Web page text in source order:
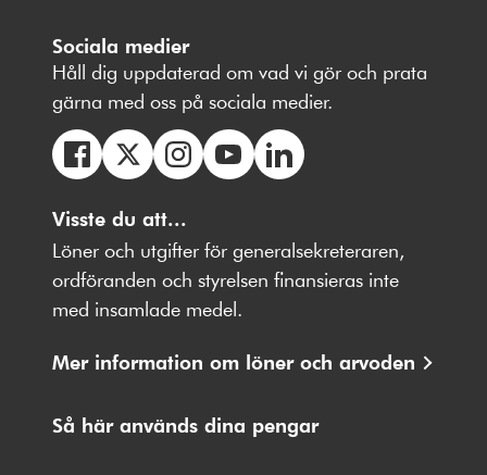
Sociala medier
Håll dig uppdaterad om vad vi gör och prata
gärna med oss på sociala medier.
oss
på
Facebbok
oss
på
oss
på
Instagram
på
Youtube
på
LinkedIn
Visste du att...
Löner och utgifter för generalsekreteraren,
ordföranden och styrelsen finansieras inte
med insamlade medel.
Mer information om löner och arvoden
Så här används dina pengar